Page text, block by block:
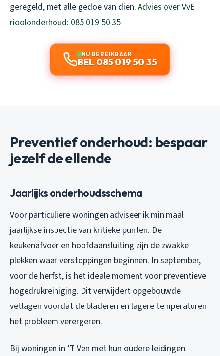
geregeld, met alle gedoe van dien. Advies over VvE
rioolonderhoud: 085 019 50 35
NU BEREIKBAAR
BEL 085 019 50 35
Preventief onderhoud: bespaar
jezelf de ellende
Jaarlijks onderhoudsschema
Voor particuliere woningen adviseer ik minimaal
jaarlijkse inspectie van kritieke punten. De
keukenafvoer en hoofdaansluiting zijn de zwakke
plekken waar verstoppingen beginnen. In september,
voor de herfst, is het ideale moment voor preventieve
hogedrukreiniging. Dit verwijdert opgebouwde
vetlagen voordat de bladeren en lagere temperaturen
het probleem verergeren.
Bij woningen in ‘T Ven met hun oudere leidingen